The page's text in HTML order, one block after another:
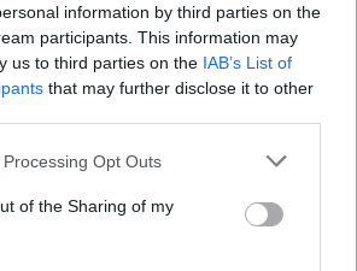
information by third parties on the
participants. This information may
us to third parties on the IAB’s List of
that may further disclose it to other
website/app uses one or more Google
or usage behaviour. You may click to
to Google and its third-party tags to
specified purposes in below Google
Opt Outs
of the Sharing of my